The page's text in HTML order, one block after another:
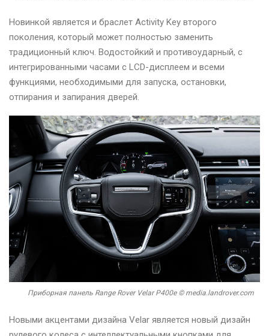
Новинкой является и браслет Activity Key второго
поколения, который может полностью заменить
традиционный ключ. Водостойкий и противоударный, с
интегрированными часами с LCD-дисплеем и всеми
функциями, необходимыми для запуска, остановки,
отпирания и запирания дверей.
Приборная панель Range Rover Velar P400e © media.landrover.com
Новыми акцентами дизайна Velar является новый дизайн